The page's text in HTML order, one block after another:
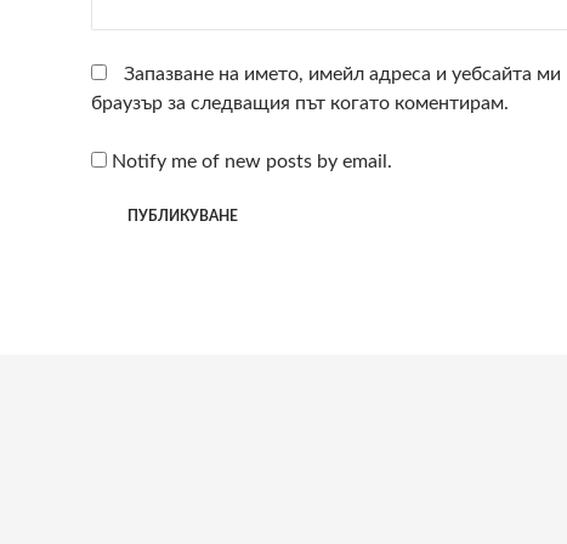
Запазване на името, имейл адреса и уебсайта ми
браузър за следващия път когато коментирам.
Notify me of new posts by email.